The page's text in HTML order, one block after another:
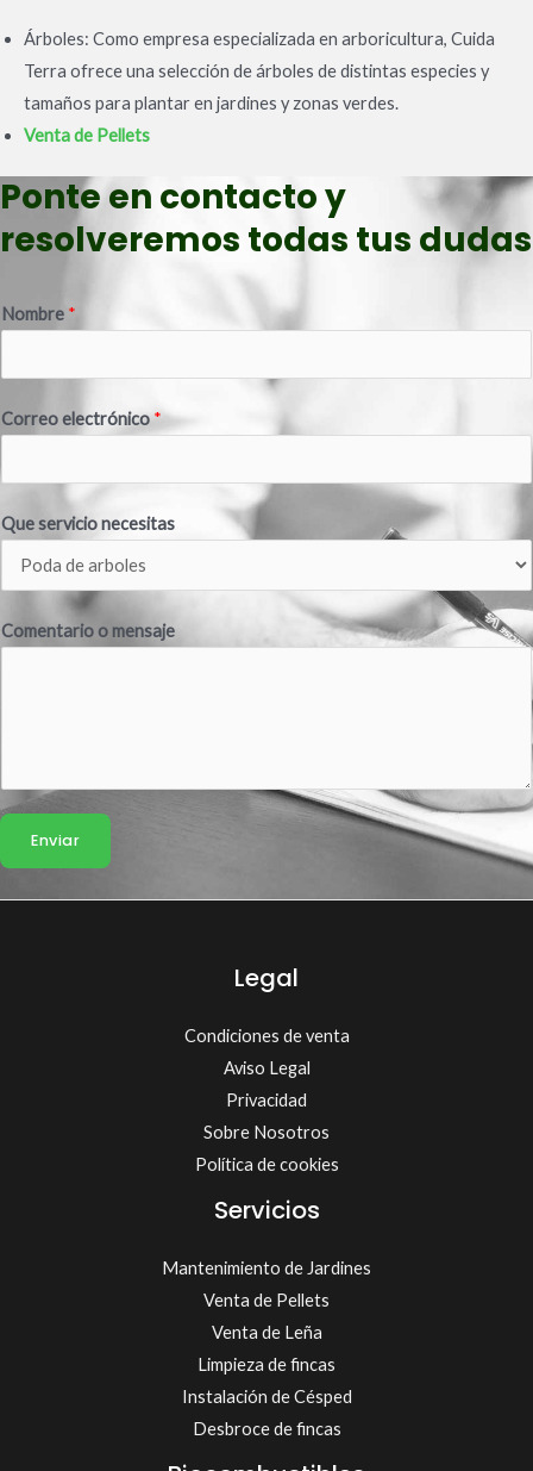
Árboles: Como empresa especializada en arboricultura, Cuida
Terra ofrece una selección de árboles de distintas especies y
tamaños para plantar en jardines y zonas verdes.
Venta de Pellets
Ponte en contacto y
resolveremos todas tus dudas
Nombre *
Correo electrónico*
Que servicio necesitas
Comentario o mensaje
Enviar
Legal
Condiciones de venta
Aviso Legal
Privacidad
Sobre Nosotros
Política de cookies
Servicios
Mantenimiento de Jardines
Venta de Pellets
Venta de Leña
Limpieza de fincas
Instalación de Césped
Desbroce de fincas